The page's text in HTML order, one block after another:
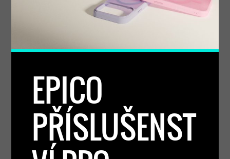
EPICO
PŘÍSLUŠENST